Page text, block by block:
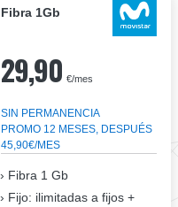
Fibra 1Gb
29,90 €/mes
SIN PERMANENCIA
PROMO 12 MESES, DESPUÉS
45,90€/MES
Fibra 1 Gb
Fijo: ilimitadas a fijos +